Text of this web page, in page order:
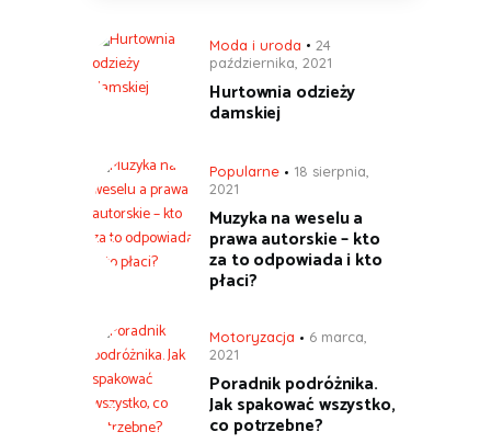
Moda i uroda
24
października, 2021
Hurtownia odzieży
damskiej
Popularne
18 sierpnia,
2021
Muzyka na weselu a
prawa autorskie – kto
za to odpowiada i kto
płaci?
Motoryzacja
6 marca,
2021
Poradnik podróżnika.
Jak spakować wszystko,
co potrzebne?